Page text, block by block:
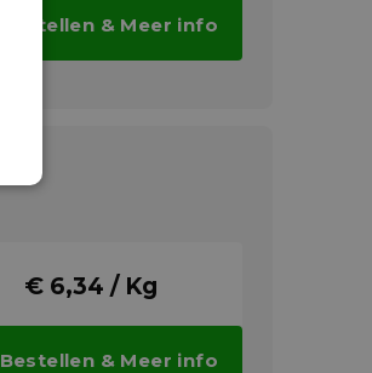
Bestellen & Meer info
€ 6,34 / Kg
Bestellen & Meer info